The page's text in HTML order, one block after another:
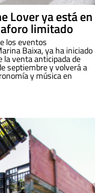
Lover ya está en
limitado
los eventos
Baixa, ya ha iniciado
la venta anticipada de
septiembre y volverá a
y música en